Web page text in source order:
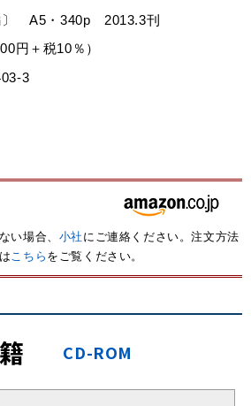
〕 A5・340p 2013.3刊
円＋税10％）
3
い場合、 小社 にご連絡ください。注文方法
こちら をご覧ください。
CD-ROM